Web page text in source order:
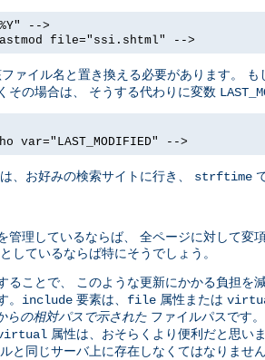
-->
file="ssi.shtml" -->
ァイル名と置き換える必要があります。
その場合は、 そうする代わりに変数
-->
、お好みの検索サイトに行き、 strftime
管理しているならば、 全ページに対して
しているならば特にそうでしょう。
ることで、 このような更新にかかる負担を
include 要素は、 file 属性または
らの相対パスで示された ファイルパスです
属性は、おそらくより便利だと思い
と同じサーバ上に存在しなくてはなりません